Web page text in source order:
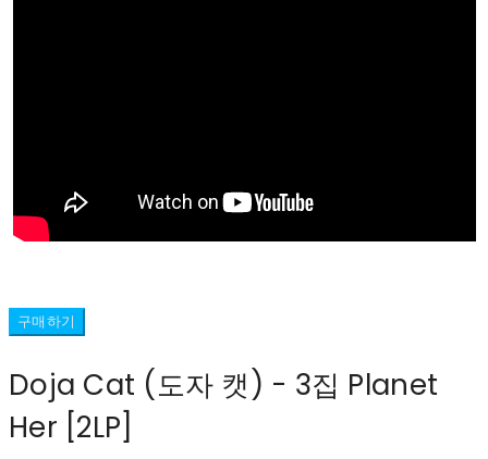
구매하기
Doja Cat (도자 캣) - 3집 Planet
Her [2LP]